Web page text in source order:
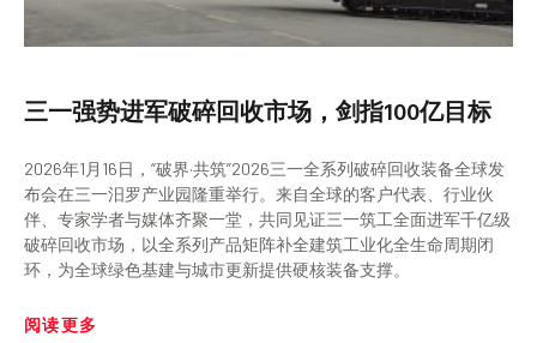
三一强势进军破碎回收市场，剑指100亿目标
2026年1月16日，“破界·共筑”2026三一全系列破碎回收装备全球发
布会在三一汨罗产业园隆重举行。来自全球的客户代表、行业伙
伴、专家学者与媒体齐聚一堂，共同见证三一筑工全面进军千亿级
破碎回收市场，以全系列产品矩阵补全建筑工业化全生命周期闭
环，为全球绿色基建与城市更新提供硬核装备支撑。
阅读更多